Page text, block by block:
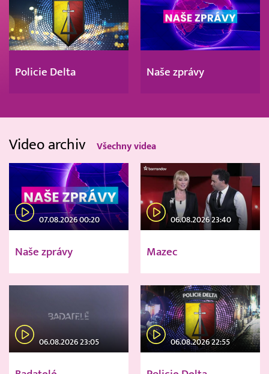
Policie Delta Naše zprávy
Video archiv Všechny videa
07.08.2026 00:20
Naše zprávy
06.08.2026 23:40
Mazec
06.08.2026 23:05 06.08.2026 22:55